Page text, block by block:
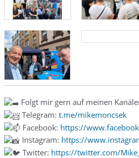
Folgt mir gern auf meinen
Telegram: t.me/mikemoncsek
Facebook: https://
Instagram: https://
Twitter: https://twitter.com/